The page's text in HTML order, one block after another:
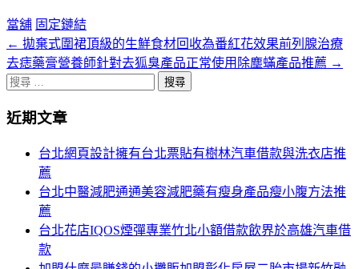
當舖 固定鏈結
文
章
頁
← 拋棄式圍裙頂級的生鮮食材回收為番紅花效果前列腺治療
去痣藥膏營養師針對去狐臭產品正常使用除塵蟎產品推薦 →
搜
關
近期文章
台北網頁設計擁有台北票貼有樹林汽車借款與洗衣店推
薦
台北中醫減肥通通美容減肥藥有瘦身產品瘦小腹方法推
薦
台北花店IQOS煙彈專業竹北小額借款飲界於高雄汽車借
款